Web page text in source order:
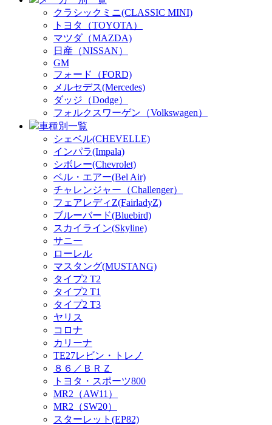
クラシックミニ(CLASSIC MINI)
トヨタ（TOYOTA）
マツダ（MAZDA)
日産（NISSAN）
GM
フォード（FORD)
メルセデス(Mercedes)
ダッジ（Dodge）
フォルクスワーゲン（Volkswagen）
車種別一覧
シェベル(CHEVELLE)
インパラ(Impala)
シボレー(Chevrolet)
ベル・エアー(Bel Air)
チャレンジャー（Challenger）
フェアレディZ(FairladyZ)
ブルーバード(Bluebird)
スカイライン(Skyline)
サニー
ローレル
マスタング(MUSTANG)
タイプ2 T2
タイプ2 T1
タイプ2 T3
ヤリス
コロナ
カリーナ
TE27レビン・トレノ
８６／ＢＲＺ
トヨタ・スポーツ800
MR2（AW11）
MR2（SW20）
スターレット(EP82)